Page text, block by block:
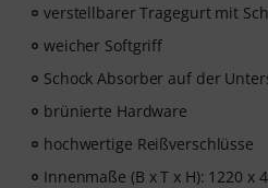
verstellbarer Tragegurt mit
weicher Softgriff
Schock Absorber auf der
brünierte Hardware
hochwertige Reißverschlüsse
Innenmaße (B x T x H): 1220 x